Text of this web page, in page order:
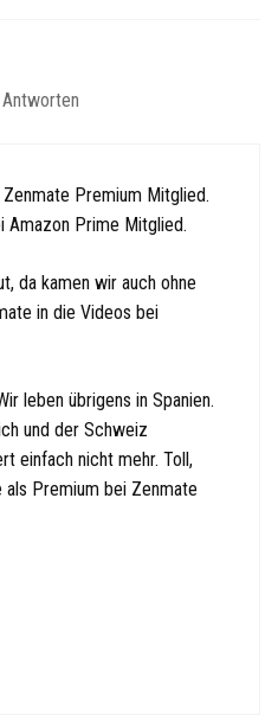
Antworten
Premium Mitglied.
Amazon Prime Mitglied.
da kamen wir auch ohne
in die Videos bei
leben übrigens in Spanien.
und der Schweiz
einfach nicht mehr. Toll,
als Premium bei Zenmate